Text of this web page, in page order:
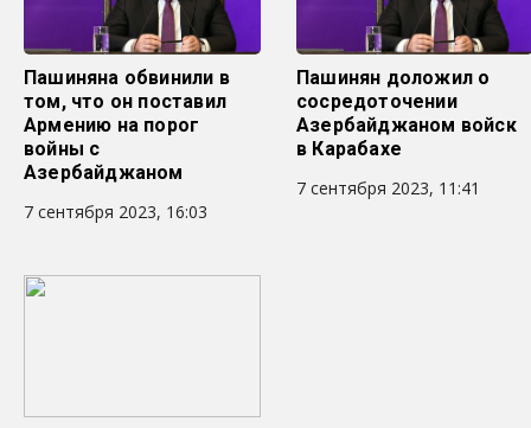
Пашиняна обвинили в
том, что он поставил
Армению на порог
войны с
Азербайджаном
7 сентября 2023, 16:03
Пашинян доложил о
сосредоточении
Азербайджаном войск
в Карабахе
7 сентября 2023, 11:41